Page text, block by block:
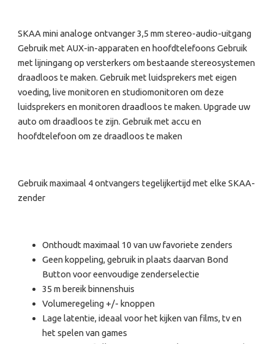
SKAA mini analoge ontvanger 3,5 mm stereo-audio-uitgang
Gebruik met AUX-in-apparaten en hoofdtelefoons Gebruik
met lijningang op versterkers om bestaande stereosystemen
draadloos te maken. Gebruik met luidsprekers met eigen
voeding, live monitoren en studiomonitoren om deze
luidsprekers en monitoren draadloos te maken. Upgrade uw
auto om draadloos te zijn. Gebruik met accu en
hoofdtelefoon om ze draadloos te maken
Gebruik maximaal 4 ontvangers tegelijkertijd met elke SKAA-
zender
Onthoudt maximaal 10 van uw favoriete zenders
Geen koppeling, gebruik in plaats daarvan Bond
Button voor eenvoudige zenderselectie
35 m bereik binnenshuis
Volumeregeling +/- knoppen
Lage latentie, ideaal voor het kijken van films, tv en
het spelen van games